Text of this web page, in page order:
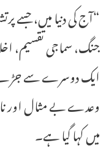
“آج کی دنیا میں، جسے
جنگ، سماجی تقسیم،
ایک دوسرے سے جڑے
وعدے بے مثال اور
میں کہا گیا ہے۔